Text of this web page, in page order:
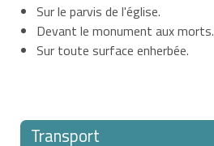
Sur le parvis de l'église.
Devant le monument aux morts.
Sur toute surface enherbée.
Transport